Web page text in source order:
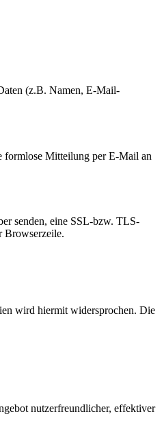
(z.B. Namen, E-Mail-
formlose Mitteilung per E-Mail an
senden, eine SSL-bzw. TLS-
Browserzeile.
wird hiermit widersprochen. Die
nutzerfreundlicher, effektiver